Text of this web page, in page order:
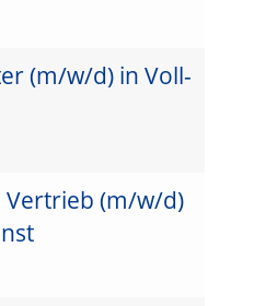
(m/w/d) in Voll-
(m/w/d)